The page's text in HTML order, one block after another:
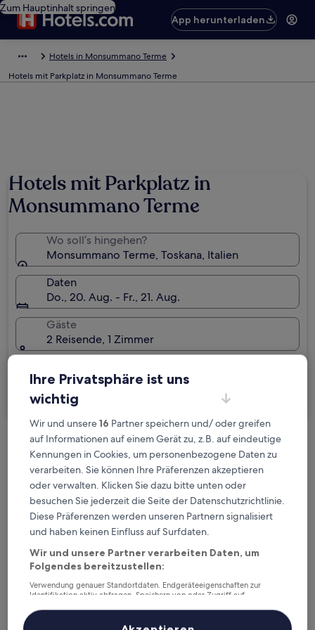
Zum Hauptinhalt springen
App herunterladen
Hotels in Monsummano Terme
Hotels mit Parkplatz in Monsummano Terme
Hotels mit Parkplatz in
Monsummano Terme
Wo soll’s hingehen?
Monsummano Terme, Toskana, Italien
Daten
Do., 20. Aug. - Fr., 21. Aug.
Gäste
2 Reisende, 1 Zimmer
Kostenlose Stornierung bei
Planänderungen
Verdiene Prämien für jede
wahrgenommene Übernachtung
Mehr sparen mit Preisen für Mitglieder
Überprüfe die Preise für diese Daten
Ihre Privatsphäre ist uns
wichtig
Wir und unsere16 Partner speichern und/ oder greifen
auf Informationen auf einem Gerät zu, z.B. auf eindeutige
Kennungen in Cookies, um personenbezogene Daten zu
verarbeiten. Sie können Ihre Präferenzen akzeptieren
oder verwalten. Klicken Sie dazu bitte unten oder
besuchen Sie jederzeit die Seite der Datenschutzrichtlinie.
Diese Präferenzen werden unseren Partnern signalisiert
und haben keinen Einfluss auf Surfdaten.
Wir und unsere Partner verarbeiten Daten, um
Folgendes bereitzustellen:
Verwendung genauer Standortdaten. Endgeräteeigenschaften zur
Identifikation aktiv abfragen. Speichern von oder Zugriff auf
Inhalte, Messung von Werbeleistung und der Performance von Inhalten,
Zielgruppenforschung sowie Entwicklung und Verbesserung von